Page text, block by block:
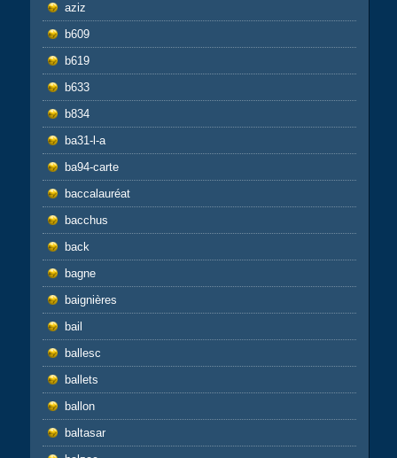
aziz
b609
b619
b633
b834
ba31-l-a
ba94-carte
baccalauréat
bacchus
back
bagne
baignières
bail
ballesc
ballets
ballon
baltasar